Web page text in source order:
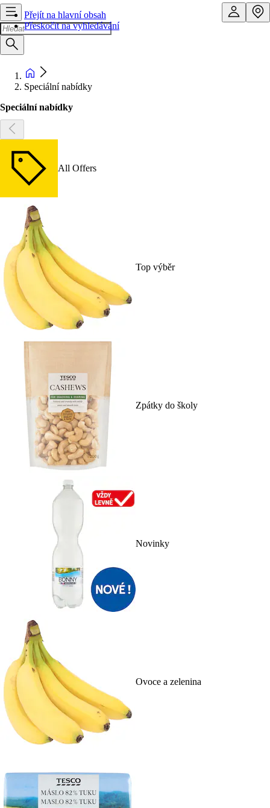
Přejít na hlavní obsah
Přeskočit na vyhledávání
Speciální nabídky
Speciální nabídky
All Offers
Top výběr
Zpátky do školy
Novinky
Ovoce a zelenina